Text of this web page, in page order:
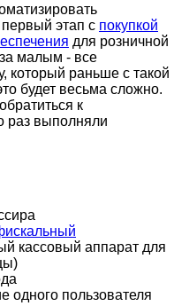
этап с покупкой
для розничной
малым - все
который раньше с такой
будет весьма сложно.
к
раз выполняли
кассовый аппарат для
одного пользователя